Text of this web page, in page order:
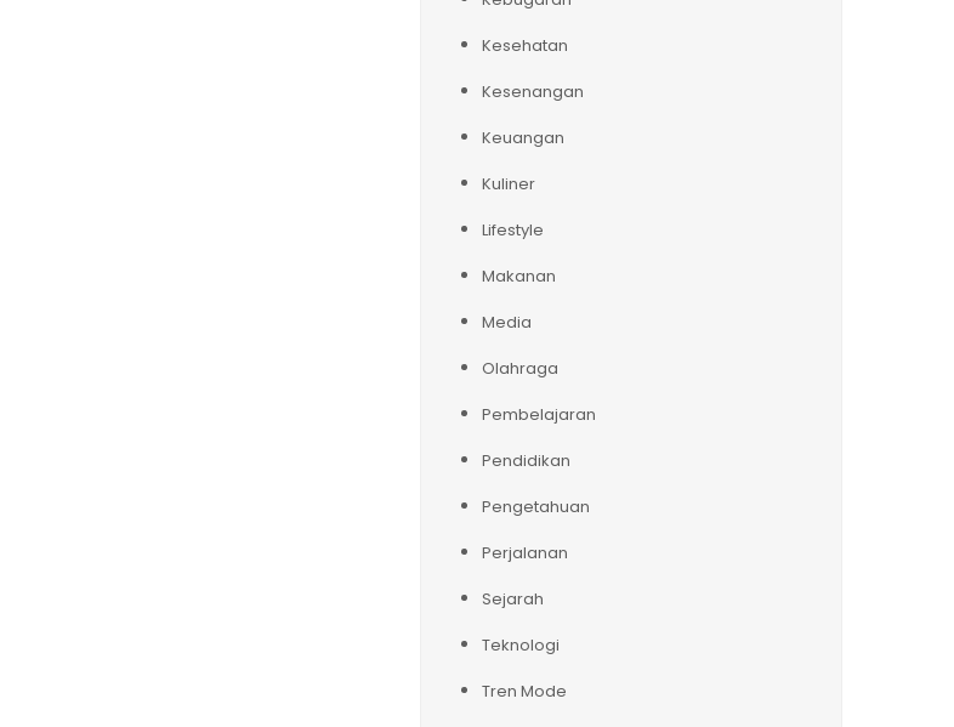
Kesehatan
Kesenangan
Keuangan
Kuliner
Lifestyle
Makanan
Media
Olahraga
Pembelajaran
Pendidikan
Pengetahuan
Perjalanan
Sejarah
Teknologi
Tren Mode